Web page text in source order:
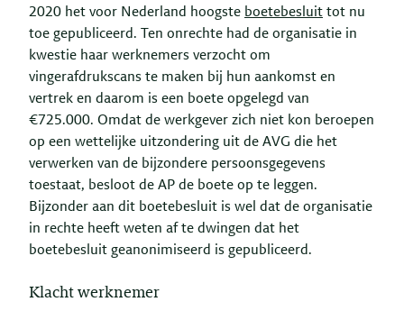
2020 het voor Nederland hoogste boetebesluit tot nu
toe gepubliceerd. Ten onrechte had de organisatie in
kwestie haar werknemers verzocht om
vingerafdrukscans te maken bij hun aankomst en
vertrek en daarom is een boete opgelegd van
€725.000. Omdat de werkgever zich niet kon beroepen
op een wettelijke uitzondering uit de AVG die het
verwerken van de bijzondere persoonsgegevens
toestaat, besloot de AP de boete op te leggen.
Bijzonder aan dit boetebesluit is wel dat de organisatie
in rechte heeft weten af te dwingen dat het
boetebesluit geanonimiseerd is gepubliceerd.
Klacht werknemer